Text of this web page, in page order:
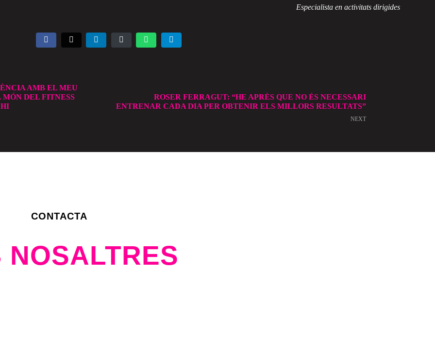
Especialista en activitats dirigides
AMB EL MEU
MÓN DEL FITNESS
ROSER FERRAGUT: “HE APRÈS QUE NO ÉS NECESSARI
ENTRENAR CADA DIA PER OBTENIR ELS MILLORS RESULTATS”
NEXT
CONTACTA
NOSALTRES